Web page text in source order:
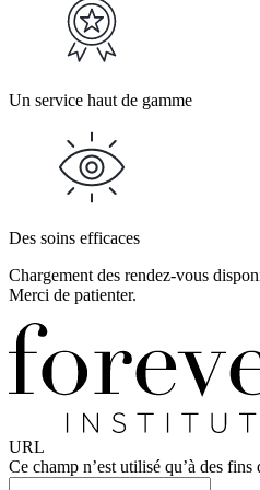
Un service haut de gamme
Des soins efficaces
Chargement des rendez-vous
Merci de patienter.
URL
Ce champ n’est utilisé qu’à des